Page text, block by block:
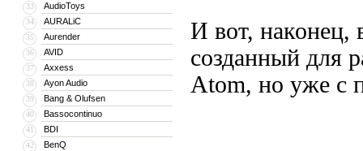
33 AudioToys
34 AURALiC
35 Aurender
36 AVID
37 Axxess
38 Ayon Audio
39 Bang & Olufsen
40 Bassocontinuo
41 BDI
42 BenQ
И вот, наконец,
созданный для
Atom, но уже с